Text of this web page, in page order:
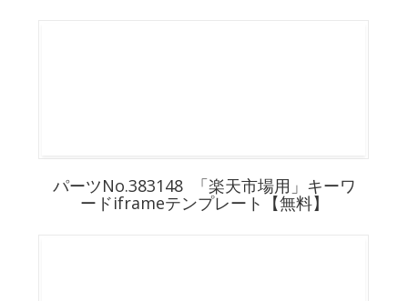
パーツNo.383148 「楽天市場用」キーワ
ードiframeテンプレート【無料】